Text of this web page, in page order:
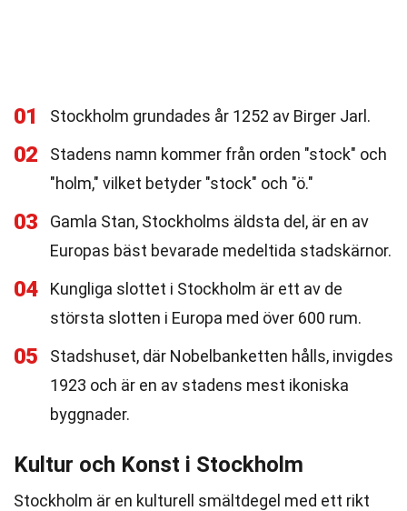
01 Stockholm grundades år 1252 av Birger Jarl.
02
Stadens namn kommer från orden "stock" och
"holm," vilket betyder "stock" och "ö."
03
Gamla Stan, Stockholms äldsta del, är en av
Europas bäst bevarade medeltida stadskärnor.
04
Kungliga slottet i Stockholm är ett av de
största slotten i Europa med över 600 rum.
05
Stadshuset, där Nobelbanketten hålls, invigdes
1923 och är en av stadens mest ikoniska
byggnader.
Kultur och Konst i Stockholm
Stockholm är en kulturell smältdegel med ett rikt